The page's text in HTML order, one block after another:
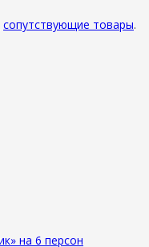
сопутствующие товары.